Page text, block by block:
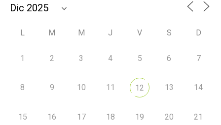
L M M J V S D
1 2 3 4 5 6 7
8 9 10 11 12 13 14
15 16 17 18 19 20 21